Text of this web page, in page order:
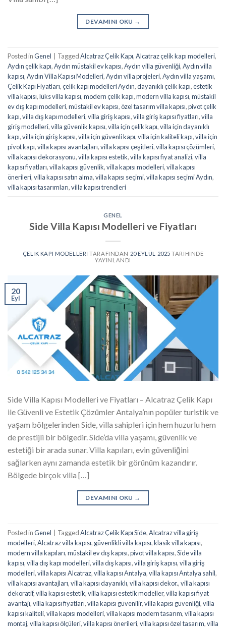
DEVAMINI OKU →
Posted inGenel TaggedAlcatraz Çelik Kapı,Alcatraz çelik kapı modelleri,
Aydın çelik kapı,Aydın müstakil ev kapısı,Aydın villa güvenliği,Aydın villa
kapısı,Aydın Villa Kapısı Modelleri,Aydın villa projeleri,Aydın villa yaşamı,
Çelik Kapı Fiyatları,çelik kapı modelleri Aydın,dayanıklı çelik kapı,estetik
villa kapısı,lüks villa kapısı,modern çelik kapı,modern villa kapısı,müstakil
ev dış kapı modelleri,müstakil ev kapısı,özel tasarım villa kapısı,pivot çelik
kapı,villa dış kapı modelleri,villa giriş kapısı,villa giriş kapısı fiyatları,villa
giriş modelleri,villa güvenlik kapısı,villa için çelik kapı,villa için dayanıklı
kapı,villa için giriş kapısı,villa için güvenli kapı,villa için kaliteli kapı,villa için
pivot kapı,villa kapısı avantajları,villa kapısı çeşitleri,villa kapısı çözümleri,
villa kapısı dekorasyonu,villa kapısı estetik,villa kapısı fiyat analizi,villa
kapısı fiyatları,villa kapısı güvenlik,villa kapısı modelleri,villa kapısı
önerileri,villa kapısı satın alma,villa kapısı seçimi,villa kapısı seçimi Aydın,
villa kapısı tasarımları,villa kapısı trendleri
GENEL
Side Villa Kapısı Modelleri ve Fiyatları
ÇELIK KAPI MODELLERI TARAFINDAN 20 EYLÜL 2025 TARIHINDE
YAYINLANDI
20
Eyl
Side Villa Kapısı Modelleri ve Fiyatları – Alcatraz Çelik Kapı
ile Güvenli ve Estetik Çözümler Antalya’nın popüler turistik ve
yaşam bölgelerinden Side, villa sahipleri için hem huzurlu hem
de prestijli bir bölgedir. Side’da villa yaşamı, güvenlik ve
estetiği bir arada sunar. Villa kapıları, evin güvenliğini
sağlarken aynı zamanda estetik bir görünüm kazandırır.
Bölgede birçok villa […]
DEVAMINI OKU →
Posted inGenel TaggedAlcatraz Çelik Kapı Side,Alcatraz villa giriş
modelleri,Alcatraz villa kapısı, güvenlikli villa kapısı,klasik villa kapısı,
modern villa kapıları,müstakil ev dış kapısı,pivot villa kapısı,Side villa
kapısı,villa dış kapı modelleri,villa dış kapısı,villa giriş kapısı,villa giriş
modelleri,villa kapısı Alcatraz,villa kapısı Antalya,villa kapısı Antalya sahil,
villa kapısı avantajları,villa kapısı dayanıklı,villa kapısı dekor.,villa kapısı
dekoratif,villa kapısı estetik,villa kapısı estetik modeller,villa kapısı fiyat
avantajı,villa kapısı fiyatları,villa kapısı güvenilir,villa kapısı güvenliği,villa
kapısı kaliteli,villa kapısı modelleri,villa kapısı modern tasarım,villa kapısı
montaj,villa kapısı ölçüleri,villa kapısı önerileri,villa kapısı özel tasarım,villa